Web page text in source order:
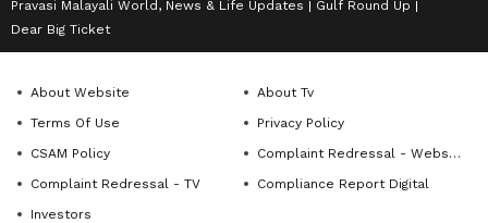
Pravasi Malayali World, News & Life Updates
Gulf Round Up
Dear Big Ticket
About Website
About Tv
Terms Of Use
Privacy Policy
CSAM Policy
Complaint Redressal - Website
Complaint Redressal - TV
Compliance Report Digital
Investors